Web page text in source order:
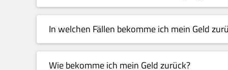
In welchen Fällen bekomme ich mein Geld
Wie bekomme ich mein Geld zurück?